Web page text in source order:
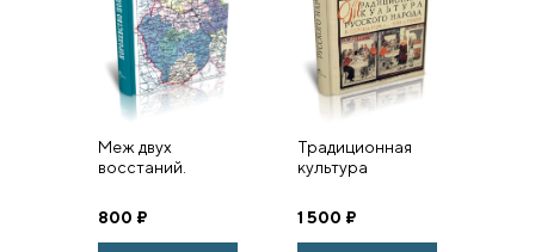
Меж двух
восстаний.
Польское и
Россия в 30–50-
800 ₽
Традиционная
культура
в период 1920-х
— 1930-х годов:
1 500 ₽